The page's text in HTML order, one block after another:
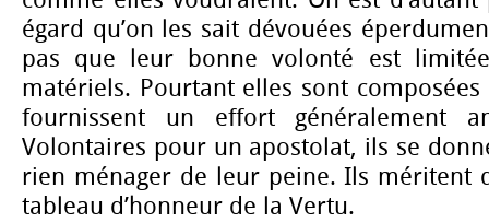
égard qu’on les sait dévouées
pas que leur bonne volonté est
matériels. Pourtant elles sont
fournissent un effort généralement
Volontaires pour un apostolat, ils se
rien ménager de leur peine. Ils méritent
tableau d’honneur de la Vertu.